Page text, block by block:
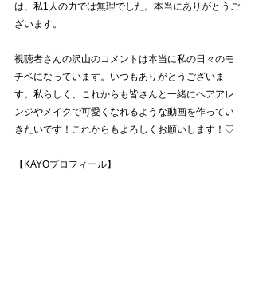
は、私1人の力では無理でした。本当にありがとうご
ざいます。
視聴者さんの沢山のコメントは本当に私の日々のモ
チベになっています。いつもありがとうございま
す。私らしく、これからも皆さんと一緒にヘアアレ
ンジやメイクで可愛くなれるような動画を作ってい
きたいです！これからもよろしくお願いします！♡
【KAYOプロフィール】